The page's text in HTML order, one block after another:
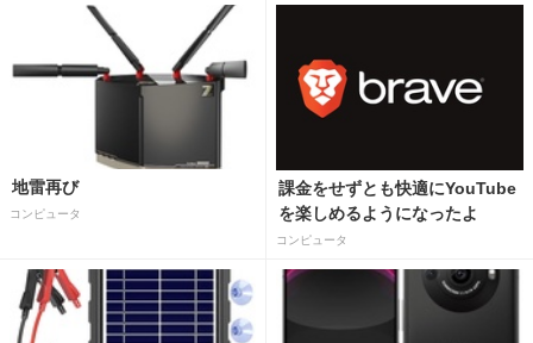
地雷再び
コンピュータ
課金をせずとも快適にYouTube
を楽しめるようになったよ
コンピュータ